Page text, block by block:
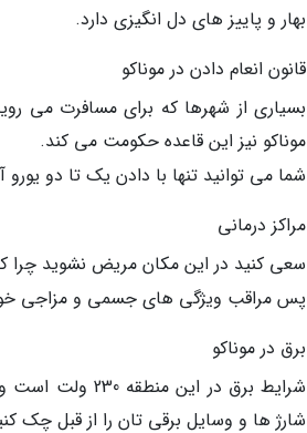
بهار و پاییز های دل انگیزی دارد.
قانون انعام دادن در موناکو
بسیاری از شهرها که برای مسافرت می
موناکو نیز این قاعده حکومت می کند.
شما می توانید تنها با دادن یک تا دو
مراکز درمانی
سعی کنید در این مکان مریض نشوید چرا
پس مراقب ویژگی های جسمی و مزاجی
برق در موناکو
شرایط برق در
شارژ ها و وسایل برقی تان را از قبل چک